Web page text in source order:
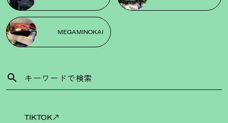
MEGAMINOKAI
TIKTOK